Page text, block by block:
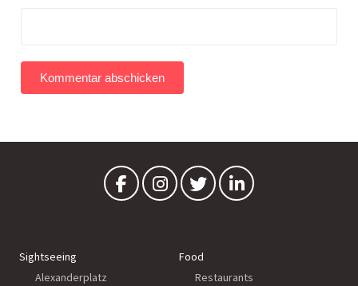
Sightseeing
Alexanderplatz
Food
Restaurants